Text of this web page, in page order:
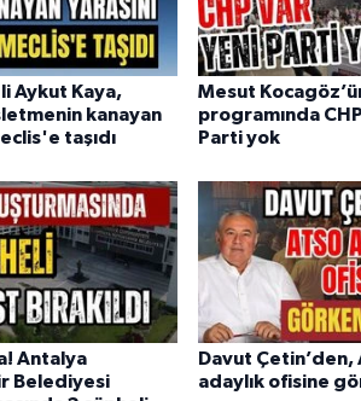
Aykut Kaya,
kanayan
taşıdı
Mesut
programında
Parti yok
Antalya
Belediyesi
Davut Çetin’den,
adaylık ofisine